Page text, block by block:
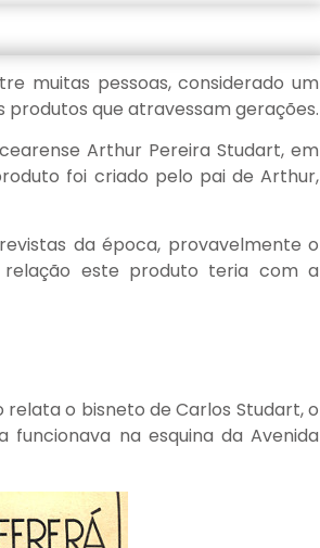
muitas pessoas, considerado um
que atravessam gerações.
Arthur Pereira Studart, em
foi criado pelo pai de Arthur,
da época, provavelmente o
este produto teria com a
o bisneto de Carlos Studart, o
na esquina da Avenida